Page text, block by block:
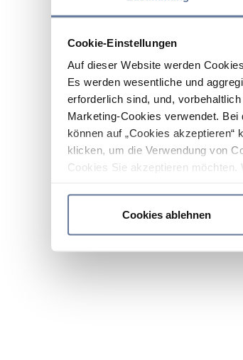
Cookie-Einstellungen
Auf dieser Website werden
Es werden wesentliche und
erforderlich sind, und,
Marketing-Cookies verwendet.
können auf „Cookies
klicken, um die Verwendung von
Cookies Sie akzeptieren möchten.
Cookies ablehnen